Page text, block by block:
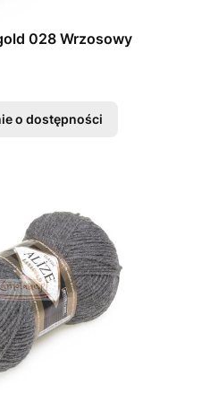
028 Wrzosowy
o dostępności